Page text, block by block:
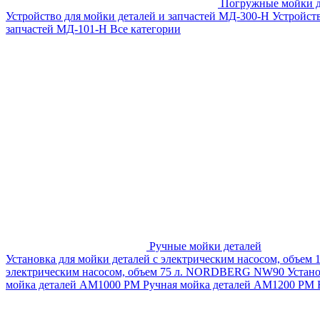
Погружные мойки
Устройство для мойки деталей и запчастей МД-300-H
запчастей МД-101-Н Все категории
Ручные мойки деталей
Установка для мойки деталей с электрическим насосом, объем
электрическим насосом, объем 75 л. NORDBERG NW90
мойка деталей АМ1000 РМ Ручная мойка деталей АМ1200 РМ